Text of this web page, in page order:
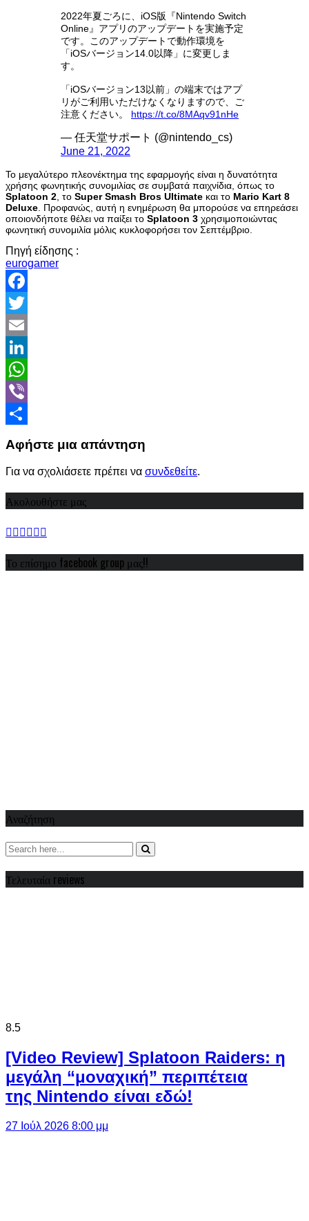
2022年夏ごろに、iOS版『Nintendo Switch
Online』アプリのアップデートを実施予定
です。このアップデートで動作環境を
「iOSバージョン14.0以降」に変更しま
す。
「iOSバージョン13以前」の端末ではアプ
リがご利用いただけなくなりますので、ご
注意ください。 https://t.co/8MAqv91nHe
— 任天堂サポート (@nintendo_cs)
June 21, 2022
Το μεγαλύτερο πλεονέκτημα της εφαρμογής είναι η δυνατότητα
χρήσης φωνητικής συνομιλίας σε συμβατά παιχνίδια, όπως το
Splatoon 2 , το Super Smash Bros Ultimate και το Mario Kart 8
Deluxe . Προφανώς, αυτή η ενημέρωση θα μπορούσε να επηρεάσει
οποιονδήποτε θέλει να παίξει το Splatoon 3 χρησιμοποιώντας
φωνητική συνομιλία μόλις κυκλοφορήσει τον Σεπτέμβριο.
Πηγή είδησης :
eurogamer
Facebook
Twitter
Email
LinkedIn
WhatsApp
Viber
Αφήστε μια απάντηση
Για να σχολιάσετε πρέπει να συνδεθείτε.
Ακολουθήστε μας
Το επίσημο facebook group μας!!
Αναζήτηση
Τελευταία reviews
8.5
[Video Review] Splatoon Raiders: η
μεγάλη “μοναχική” περιπέτεια
της Nintendo είναι εδώ!
27 Ιούλ 2026 8:00 μμ